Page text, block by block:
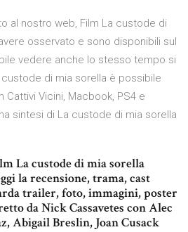
al nostro web, Film La custode di
osservato e sono disponibili sul
vedere anche lo stesso tempo si
di mia sorella è possibile
Vicini, Macbook, PS4 e
sintesi di La custode di mia sorella
La custode di mia sorella
la recensione, trama, cast
trailer, foto, immagini, poster
da Nick Cassavetes con Alec
Abigail Breslin, Joan Cusack